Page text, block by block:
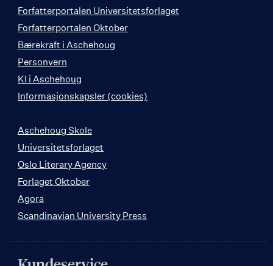
Forfatterportalen Universitetsforlaget
Forfatterportalen Oktober
Bærekraft i Aschehoug
Personvern
KI i Aschehoug
Informasjonskapsler (cookies)
Aschehoug Skole
Universitetsforlaget
Oslo Literary Agency
Forlaget Oktober
Agora
Scandinavian University Press